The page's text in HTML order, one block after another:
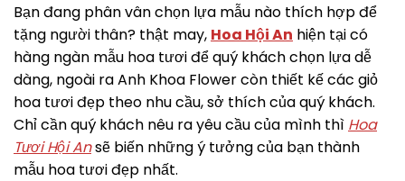
Bạn đang phân vân chọn lựa mẫu nào thích hợp để
tặng người thân? thật may, Hoa Hội An hiện tại có
hàng ngàn mẫu hoa tươi để quý khách chọn lựa dễ
dàng, ngoài ra Anh Khoa Flower còn thiết kế các giỏ
hoa tươi đẹp theo nhu cầu, sở thích của quý khách.
Chỉ cần quý khách nêu ra yêu cầu của mình thì Hoa
Tươi Hội Ansẽ biến những ý tưởng của bạn thành
mẫu hoa tươi đẹp nhất.